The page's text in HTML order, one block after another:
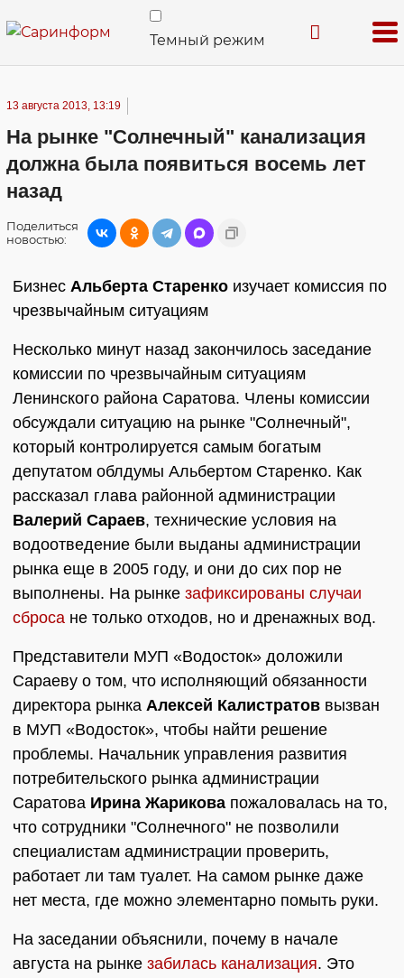
Темный режим
13 августа 2013, 13:19
На рынке "Солнечный" канализация
должна была появиться восемь лет
назад
Поделиться
новостью:
Бизнес Альберта Старенко изучает комиссия по
чрезвычайным ситуациям
Несколько минут назад закончилось заседание
комиссии по чрезвычайным ситуациям
Ленинского района Саратова. Члены комиссии
обсуждали ситуацию на рынке "Солнечный",
который контролируется самым богатым
депутатом облдумы Альбертом Старенко. Как
рассказал глава районной администрации
Валерий Сараев, технические условия на
водоотведение были выданы администрации
рынка еще в 2005 году, и они до сих пор не
выполнены. На рынке зафиксированы случаи
сброса не только отходов, но и дренажных вод.
Представители МУП «Водосток» доложили
Сараеву о том, что исполняющий обязанности
директора рынка Алексей Калистратов вызван
в МУП «Водосток», чтобы найти решение
проблемы. Начальник управления развития
потребительского рынка администрации
Саратова Ирина Жарикова пожаловалась на то,
что сотрудники "Солнечного" не позволили
специалистам администрации проверить,
работает ли там туалет. На самом рынке даже
нет места, где можно элементарно помыть руки.
На заседании объяснили, почему в начале
августа на рынке забилась канализация. Это